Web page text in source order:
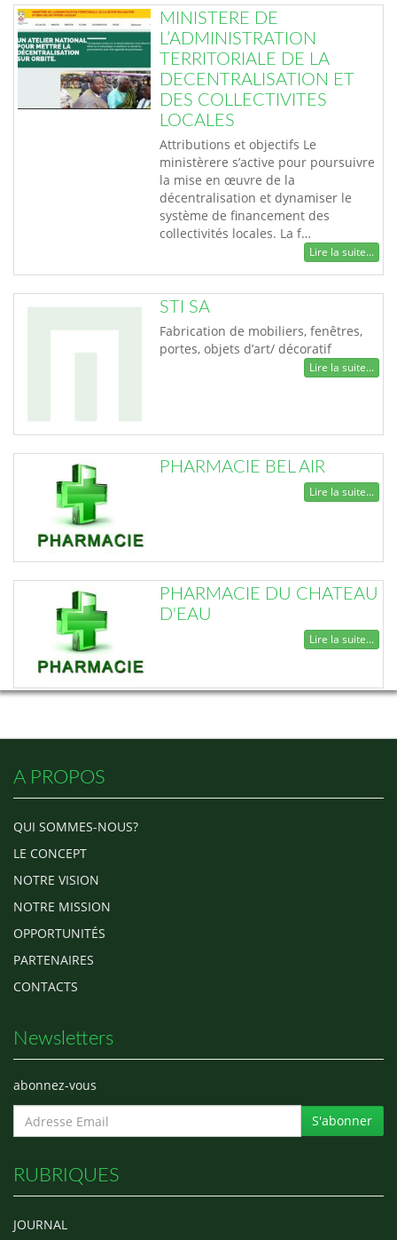
MINISTERE DE
L’ADMINISTRATION
TERRITORIALE DE LA
DECENTRALISATION ET
DES COLLECTIVITES
LOCALES
Attributions et objectifs Le
ministèrere s’active pour poursuivre
la mise en œuvre de la
décentralisation et dynamiser le
système de financement des
collectivités locales. La f…
Lire la suite...
STI SA
Fabrication de mobiliers, fenêtres,
portes, objets d’art/ décoratif
Lire la suite...
PHARMACIE BEL AIR
Lire la suite...
PHARMACIE DU CHATEAU
D'EAU
Lire la suite...
A PROPOS
QUI SOMMES-NOUS?
LE CONCEPT
NOTRE VISION
NOTRE MISSION
OPPORTUNITÉS
PARTENAIRES
CONTACTS
Newsletters
abonnez-vous
S'abonner
RUBRIQUES
JOURNAL